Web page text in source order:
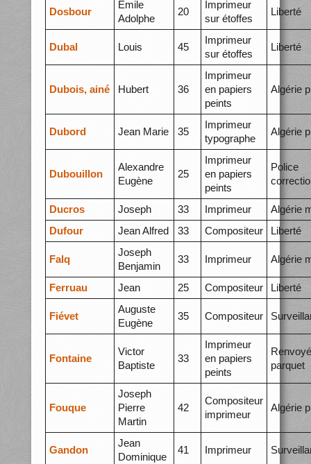
Dosbour
Emile
Adolphe
20
Imprimeur
sur étoffes
Liberté
Dubal Louis 45
Imprimeur
sur étoffes
Liberté
Dubois, ainé Hubert 36
Imprimeur
en papiers
peints
Algérie
Dubord Jean Marie 35
Imprimeur
typographe
Algérie
Dubouillon
Alexandre
Eugène
25
Imprimeur
en papiers
peints
Police
Ducros Joseph 33 Imprimeur
Algérie
Dufour
Jean Alfred 33 Compositeur Liberté
Falq
Joseph
Benjamin
33 Imprimeur Algérie
Ferruau Jean 25 Compositeur Liberté
Fiévet
Auguste
Eugène
35 Compositeur
Fontaine
Victor
Baptiste
33
Imprimeur
en papiers
peints
parquet
Fouque
Joseph
Pierre
Martin
42
Compositeur
imprimeur
Algérie
Gandon
Jean
Dominique
41 Imprimeur